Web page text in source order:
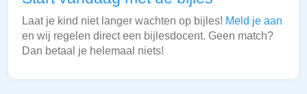
Laat je kind niet langer wachten op bijles! Meld je aan
en wij regelen direct een bijlesdocent. Geen match?
Dan betaal je helemaal niets!